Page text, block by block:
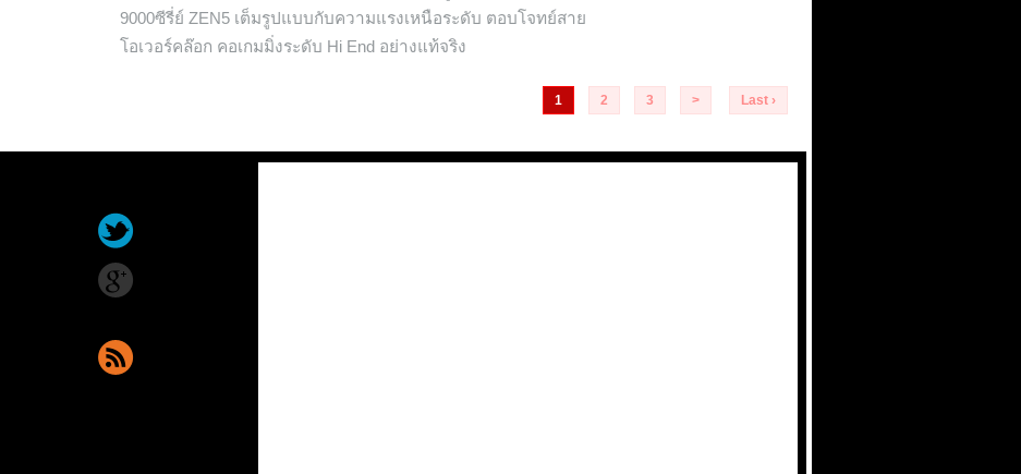
9000ซีรี่ย์ ZEN5 เต็มรูปแบบกับความแรงเหนือระดับ ตอบโจทย์สาย
โอเวอร์คล๊อก คอเกมมิ่งระดับ Hi End อย่างแท้จริง
1 2 3 > Last ›